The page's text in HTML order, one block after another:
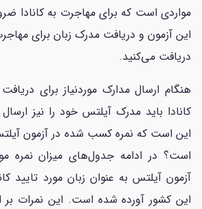
مواردی است که برای مهاجرت به کانادا
این آزمون و دریافت مدرک زبان برای مهاجرت
دریافت می‌کنید.
هنگام ارسال مدارک موردنیاز برای
کانادا باید مدرک آیلتس خود را نیز
این است که نمره کسب شده در آزمون
است؟ در ادامه جدول‌های میزان نمره
آزمون آیلتس به عنوان زبان مورد تایید
این کشور آورده شده است. این نمرات بر